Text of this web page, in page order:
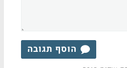
הוסף תגובה